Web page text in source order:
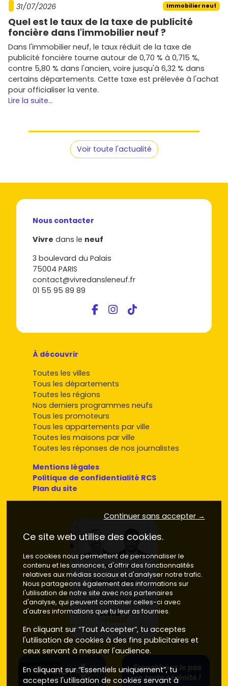
rangements), ainsi que la
performance
énergétique RE 2020
Négocie lesoptions utiles (stationnement, cuisine,
volets motorisés) plutôt que le superflu.
Projette-toi sur lareventeou la location: un T2/T3
avec extérieur et stationnement se loue et se revend
mieux.
Anticipe lecalendrier(réservation, acte, chantier,
livraison) pour caler ton déménagement ou ta mise
en location.
neuf à LignésurVivre dans le neufpour trouver
l'appartement ou la maison qui te correspond, comparer
par secteur et repérer les
qui livrent prochainement. C'est le meilleur moyen d'entrer
31/07/2026 Immobilier neuf
Quel est le taux de la taxe de publicité
foncière dans l'immobilier neuf ?
Dans l'immobilier neuf, le taux réduit de la taxe de
publicité foncière tourne autour de 0,70 % à 0,715 %,
contre 5,80 % dans l'ancien, voire jusqu'à 6,32 % dans
certains départements. Cette taxe est prélevée à l'achat
pour officialiser la vente.
Lire la suite...
Voir toute l'actualité
Nous contacter
Vivre dans le neuf
3 boulevard du Palais
75004 PARIS
contact@vivredansleneuf.fr
01 55 95 89 89
À découvrir
Toutes les villes
Tous les départements
Toutes les régions
Nos derniers programmes neufs
Tous les promoteurs
Tous les appartements par ville
Toutes les maisons par ville
Toutes les réponses de nos journalistes
Mentions légales
Politique de confidentialité RCS
Plan du site
Continuer sans accepter →
Ce site web utilise des cookies.
Les cookies nous permettent de personnaliser le
contenu et les annonces, d'offrir des fonctionnalités
relatives aux médias sociaux et d'analyser notre trafic.
Nous partageons également des informations sur
l'utilisation de notre site avec nos partenaires
d'analyse, qui peuvent combiner celles-ci avec
d'autres informations que tu leur as fournies.
En cliquant sur “Tout Accepter”, tu acceptes
l'utilisation de cookies à des fins publicitaires et
ceux servant à mesurer l'audience.
En cliquant sur “Essentiels uniquement”, tu
acceptes l'utilisation de cookies servant à